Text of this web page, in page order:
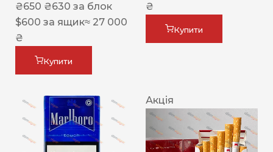
₴650 ₴630 за блок
$600 за ящик≈ 27 000
₴
Купити
₴
Купити
Акція